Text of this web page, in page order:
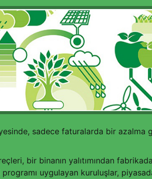
sadece faturalarda bir azalma
bir binanın yalıtımından
programı uygulayan kuruluşlar,